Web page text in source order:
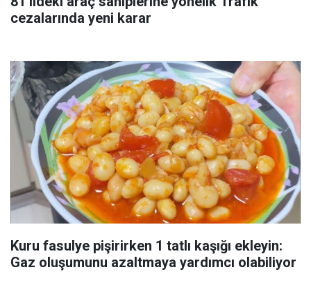
cezalarında yeni karar
Kuru fasulye pişirirken 1 tatlı kaşığı ekleyin:
Gaz oluşumunu azaltmaya yardımcı olabiliyor